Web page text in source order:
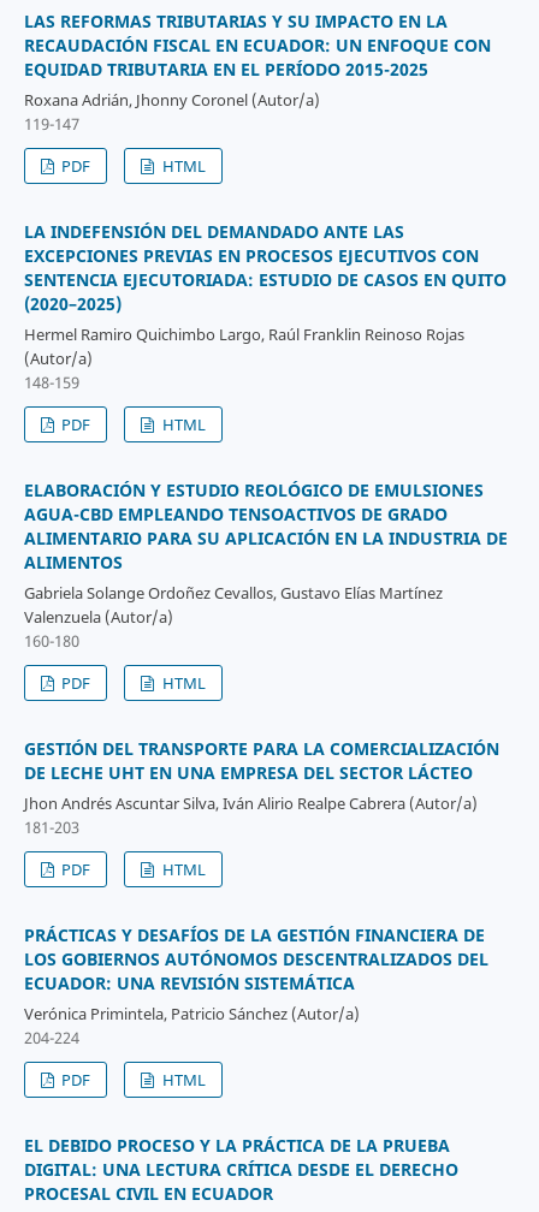
LAS REFORMAS TRIBUTARIAS Y SU IMPACTO EN LA
RECAUDACIÓN FISCAL EN ECUADOR: UN ENFOQUE CON
EQUIDAD TRIBUTARIA EN EL PERÍODO 2015-2025
Roxana Adrián, Jhonny Coronel (Autor/a)
119-147
PDF
HTML
LA INDEFENSIÓN DEL DEMANDADO ANTE LAS
EXCEPCIONES PREVIAS EN PROCESOS EJECUTIVOS CON
SENTENCIA EJECUTORIADA: ESTUDIO DE CASOS EN QUITO
(2020–2025)
Hermel Ramiro Quichimbo Largo, Raúl Franklin Reinoso Rojas
(Autor/a)
148-159
PDF
HTML
ELABORACIÓN Y ESTUDIO REOLÓGICO DE EMULSIONES
AGUA-CBD EMPLEANDO TENSOACTIVOS DE GRADO
ALIMENTARIO PARA SU APLICACIÓN EN LA INDUSTRIA DE
ALIMENTOS
Gabriela Solange Ordoñez Cevallos, Gustavo Elías Martínez
Valenzuela (Autor/a)
160-180
PDF
HTML
GESTIÓN DEL TRANSPORTE PARA LA COMERCIALIZACIÓN
DE LECHE UHT EN UNA EMPRESA DEL SECTOR LÁCTEO
Jhon Andrés Ascuntar Silva, Iván Alirio Realpe Cabrera (Autor/a)
181-203
PDF
HTML
PRÁCTICAS Y DESAFÍOS DE LA GESTIÓN FINANCIERA DE
LOS GOBIERNOS AUTÓNOMOS DESCENTRALIZADOS DEL
ECUADOR: UNA REVISIÓN SISTEMÁTICA
Verónica Primintela, Patricio Sánchez (Autor/a)
204-224
PDF
HTML
EL DEBIDO PROCESO Y LA PRÁCTICA DE LA PRUEBA
DIGITAL: UNA LECTURA CRÍTICA DESDE EL DERECHO
PROCESAL CIVIL EN ECUADOR